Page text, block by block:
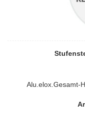
Alu.elox.Gesamt-